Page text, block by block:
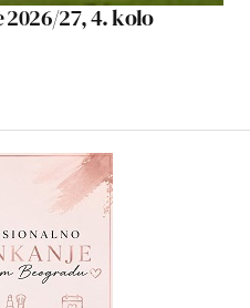
2026/27, 4. kolo